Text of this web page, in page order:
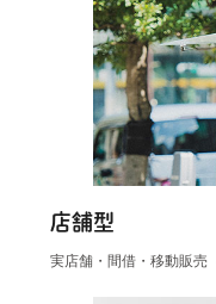
店舗型
実店舗・間借・移動販売